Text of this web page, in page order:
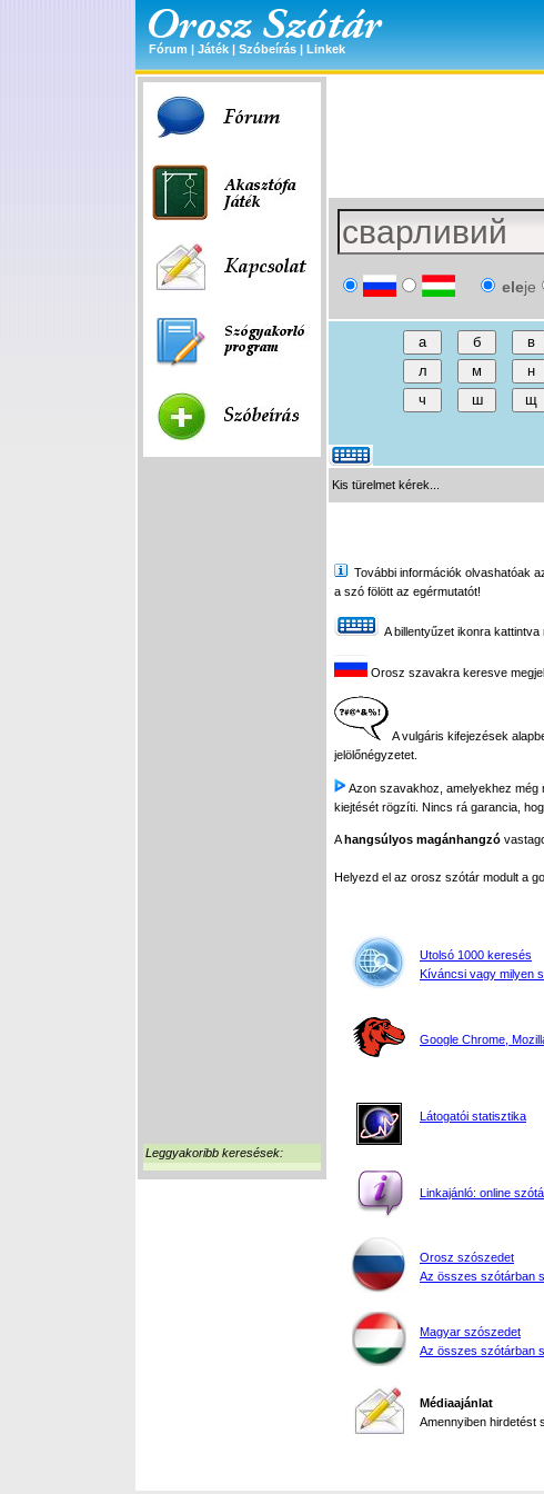
Fórum | Játék | Szóbeírás | Linkek
Leggyakoribb keresések:
eleje
Kis türelmet kérek...
További információk olvashatóak
a szó fölött az egérmutatót!
A billentyűzet ikonra kattintva
Orosz szavakra keresve
A vulgáris kifejezések
jelölőnégyzetet.
Azon szavakhoz, amelyekhez még
kiejtését rögzíti. Nincs rá garancia,
Ahangsúlyos magánhangzó
Helyezd el az orosz szótár modult a
Utolsó 1000 keresés
Kíváncsi vagy milyen
Google Chrome,
Látogatói statisztika
Linkajánló: online
Orosz szószedet
Az összes szótárban
Magyar szószedet
Az összes szótárban
Médiaajánlat
Amennyiben hirdetést